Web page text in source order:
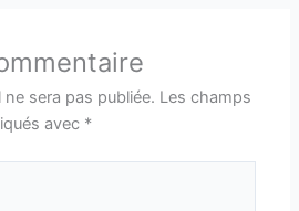
sera pas publiée. Les champs
avec *